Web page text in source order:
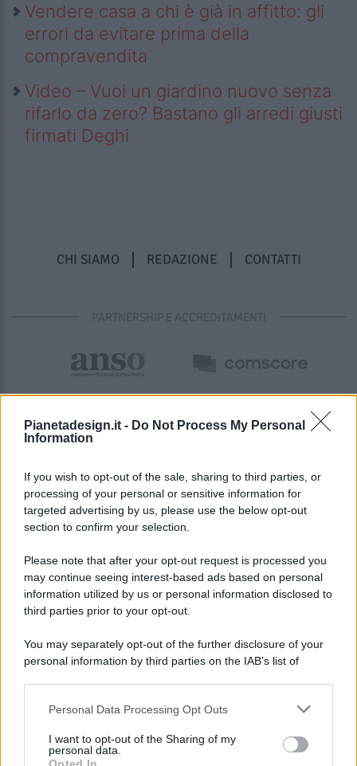
Pianetadesign.it - Do Not Process My Personal
Information
If you wish to opt-out of the sale, sharing to third parties, or
processing of your personal or sensitive information for
targeted advertising by us, please use the below opt-out
section to confirm your selection.
Please note that after your opt-out request is processed you
may continue seeing interest-based ads based on personal
information utilized by us or personal information disclosed to
third parties prior to your opt-out.
You may separately opt-out of the further disclosure of your
personal information by third parties on the IAB’s list of
This information may also be disclosed by us to third parties
disclose it to other third parties.
Personal Data Processing Opt Outs
I want to opt-out of the Sharing of my
personal data.
Vendere casa a chi è già in affitto: gli
errori da evitare prima della
compravendita
Video – Vuoi un giardino nuovo senza
rifarlo da zero? Bastano gli arredi giusti
firmati Deghi
CHI SIAMO REDAZIONE CONTATTI
PARTNERSHIP E ACCREDITAMENTI
© 2026 - Pianeta Design - P.IVA 04827280654 - Testata
Registrata Al Tribunale Di Nocera Inferiore N. 8/2020 - RG N.
ISCRIZIONE AL ROC N. 35792 – ISCRITTA ALL’ANSO
(ASSOCIAZIONE NAZIONALE STAMPA ONLINE)
PREFERENZE PRIVACY